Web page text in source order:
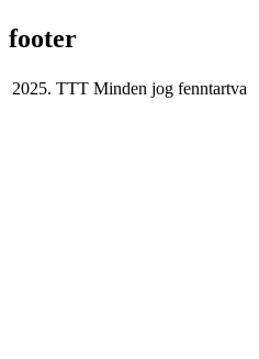
footer
2025. TTT Minden jog fenntartva